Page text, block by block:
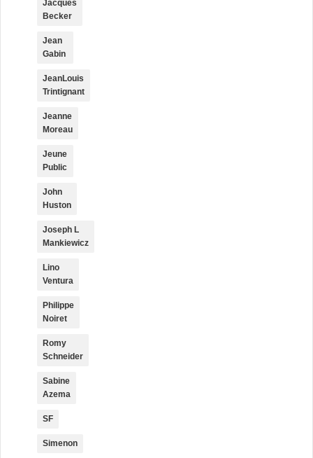
Jacques
Becker
Jean
Gabin
JeanLouis
Trintignant
Jeanne
Moreau
Jeune
Public
John
Huston
Joseph L
Mankiewicz
Lino
Ventura
Philippe
Noiret
Romy
Schneider
Sabine
Azema
SF
Simenon